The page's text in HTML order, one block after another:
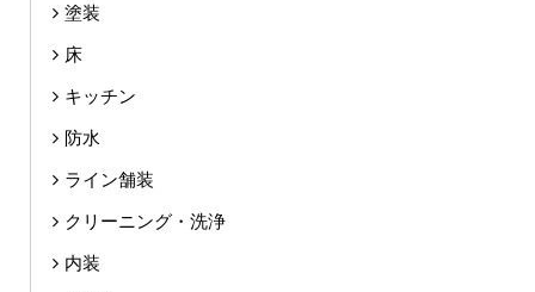
塗装
床
キッチン
防水
ライン舗装
クリーニング・洗浄
内装